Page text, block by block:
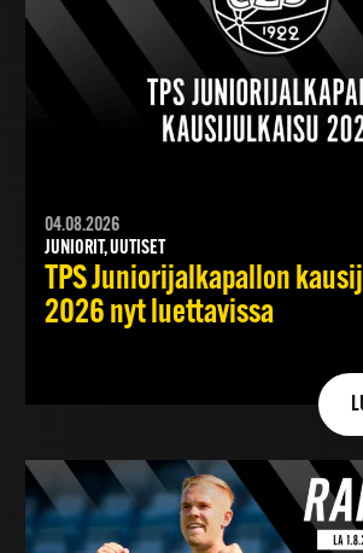
04.08.2026
JUNIORIT, UUTISET
TPS Juniorijalkapallon
2026 nyt luettavissa